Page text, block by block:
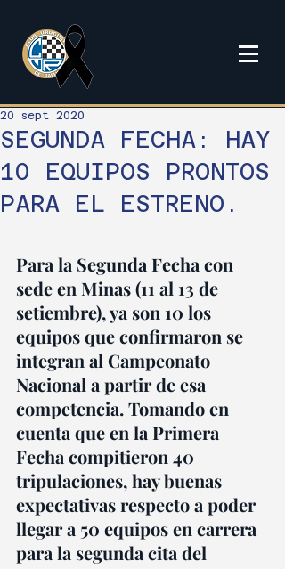
SEGUNDA FECHA: HAY
10 EQUIPOS PRONTOS
PARA EL ESTRENO.
20 sept 2020
Para la Segunda Fecha con
sede en Minas (11 al 13 de
setiembre), ya son 10 los
equipos que confirmaron se
integran al Campeonato
Nacional a partir de esa
competencia. Tomando en
cuenta que en la Primera
Fecha compitieron 40
tripulaciones, hay buenas
expectativas respecto a poder
llegar a 50 equipos en carrera
para la segunda cita del